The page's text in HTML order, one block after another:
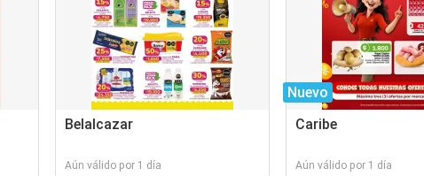
Belalcazar
Aún válido por 1 día
Nuevo
Caribe
Aún válido por 1 día